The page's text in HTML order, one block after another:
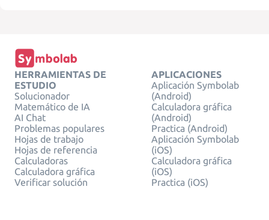
HERRAMIENTAS DE
ESTUDIO
Solucionador
Matemático de IA
AI Chat
Problemas populares
Hojas de trabajo
Hojas de referencia
Calculadoras
Calculadora gráfica
Verificar solución
APLICACIONES
Aplicación Symbolab
(Android)
Calculadora gráfica
(Android)
Practica (Android)
Aplicación Symbolab
(iOS)
Calculadora gráfica
(iOS)
Practica (iOS)